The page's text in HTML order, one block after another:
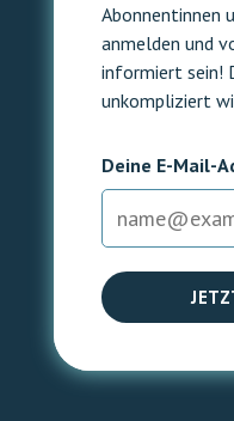
Abonnentinnen
anmelden und
informiert sein!
unkompliziert
Deine E-Mail-